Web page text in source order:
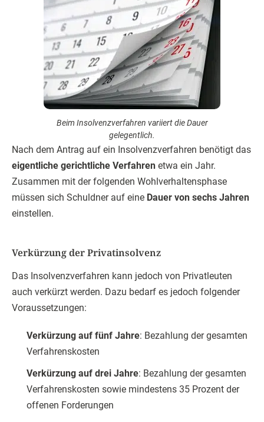
Beim Insolvenzverfahren variiert die Dauer
gelegentlich.
Nach dem Antrag auf ein Insolvenzverfahren benötigt das
eigentliche gerichtliche Verfahren etwa ein Jahr.
Zusammen mit der folgenden Wohlverhaltensphase
müssen sich Schuldner auf eine Dauer von sechs Jahren
einstellen.
Verkürzung der Privatinsolvenz
Das Insolvenzverfahren kann jedoch von Privatleuten
auch verkürzt werden. Dazu bedarf es jedoch folgender
Voraussetzungen:
Verkürzung auf fünf Jahre: Bezahlung der gesamten
Verfahrenskosten
Verkürzung auf drei Jahre: Bezahlung der gesamten
Verfahrenskosten sowie mindestens 35 Prozent der
offenen Forderungen